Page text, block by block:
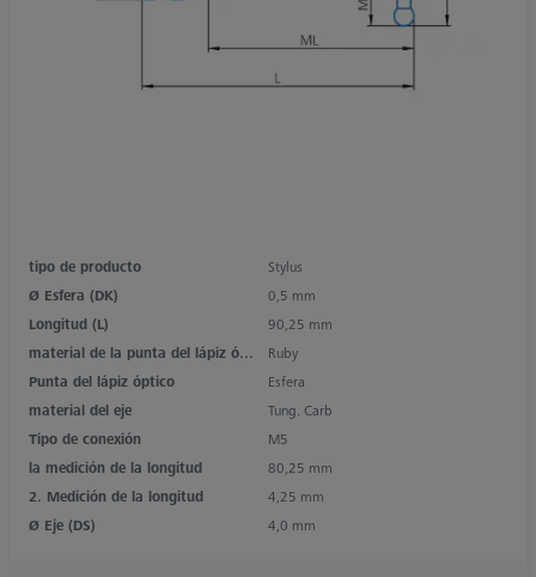
tipo de producto
Stylus
Ø Esfera (DK)
0,5 mm
Longitud (L)
90,25 mm
material de la punta del lápiz óptico
Ruby
Punta del lápiz óptico
Esfera
material del eje
Tung. Carb
Tipo de conexión
M5
la medición de la longitud
80,25 mm
2. Medición de la longitud
4,25 mm
Ø Eje (DS)
4,0 mm